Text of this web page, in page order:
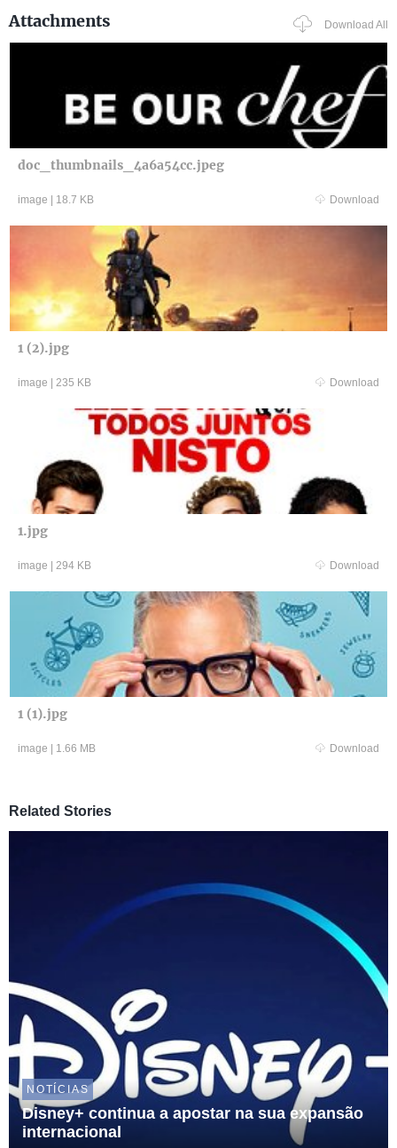
Attachments Download All
doc_thumbnails_4a6a54cc.jpeg
image 18.7 KB Download
1 (2).jpg
image 235 KB Download
1.jpg
image 294 KB Download
1 (1).jpg
image 1.66 MB Download
Related Stories
NOTÍCIAS
Disney+ continua a apostar na sua expansão
internacional